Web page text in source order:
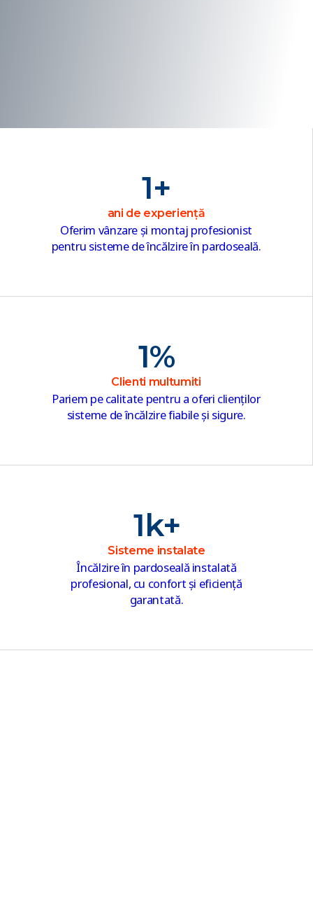
1+
ani de experiență
Oferim vânzare și montaj profesionist
pentru sisteme de încălzire în pardoseală.
1%
Clienti multumiti
Pariem pe calitate pentru a oferi clienților
sisteme de încălzire fiabile și sigure.
1k+
Sisteme instalate
Încălzire în pardoseală instalată
profesional, cu confort și eficiență
garantată.